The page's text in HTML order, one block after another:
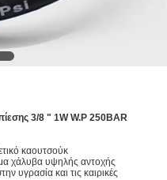
3/8 " 1W W.P 250BAR
καουτσούκ
χάλυβα υψηλής αντοχής
υγρασία και τις καιρικές